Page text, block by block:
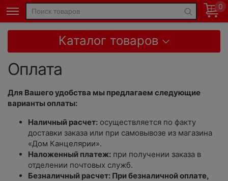
0
Каталог товаров
Оплата
Для Вашего удобства мы предлагаем следующие
варианты оплаты:
Наличный расчет: осуществляется по факту
доставки заказа или при самовывозе из магазина
«Дом Канцелярии».
Наложенный платеж: при получении заказа в
отделении почтовых служб.
Безналичный расчет: При безналичной оплате,